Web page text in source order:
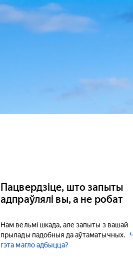
Пацвердзіце, што запыты
адпраўлялі вы, а не робат
Нам вельмі шкада, але запыты з вашай
прылады падобныя да аўтаматычных.
гэта магло адбыцца?